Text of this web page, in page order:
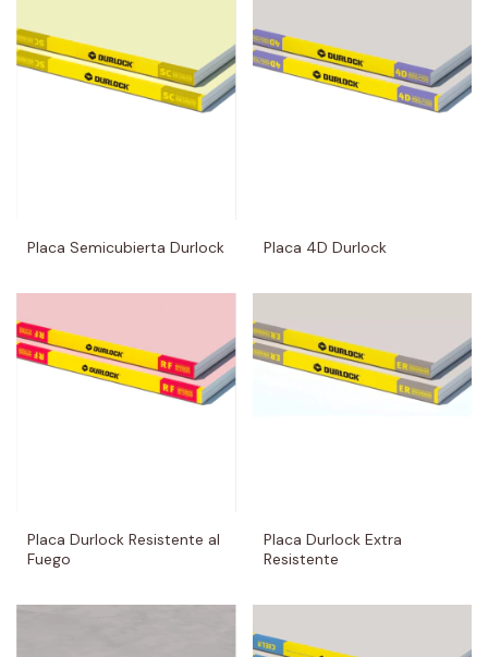
Placa Semicubierta Durlock Placa 4D Durlock
Placa Durlock Resistente al
Fuego
Placa Durlock Extra
Resistente